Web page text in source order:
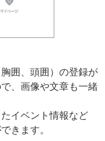
囲、頭囲）の登録が
、画像や文章も一緒
イベント情報など
きます。